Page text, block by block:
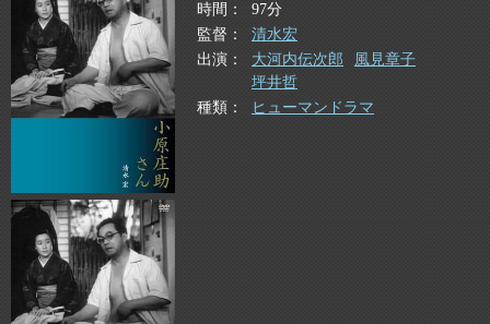
時間
97分
監督
清水宏
出演
大河内伝次郎
風見章子
坪井哲
種類
ヒューマンドラマ